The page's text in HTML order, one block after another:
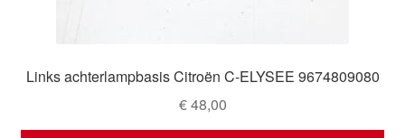
Links achterlampbasis Citroën C-ELYSEE 9674809080
€48,00